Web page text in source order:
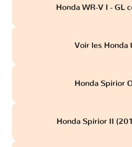
Honda WR-V I - GL
Voir les Honda
Honda Spirior
Honda Spirior II